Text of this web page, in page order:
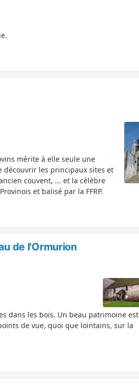
mérite à elle seule une
découvrir les principaux sites et
couvent, ... et la célèbre
et balisé par la FFRP.
de l'Ormurion
dans les bois. Un beau patrimoine est
de vue, quoi que lointains, sur la